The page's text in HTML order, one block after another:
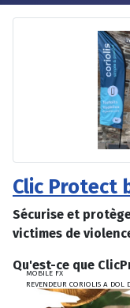
MOBILE FX
REVENDEUR CORIOLIS A DOL
Clic Protect
Sécurise et
victimes de
Qu'est-ce que